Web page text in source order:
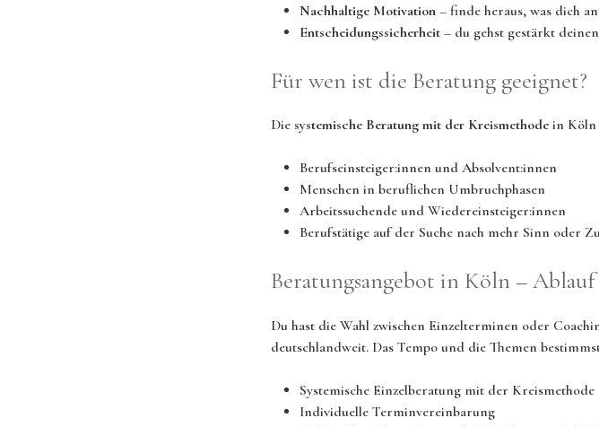
Nachhaltige Motivation – finde heraus, was dich
Entscheidungssicherheit – du gehst gestärkt
Für wen ist die Beratung geeignet?
Die systemische Beratung mit der Kreismethode in Köln
Berufseinsteiger:innen und Absolvent:innen
Menschen in beruflichen Umbruchphasen
Arbeitssuchende und Wiedereinsteiger:innen
Berufstätige auf der Suche nach mehr Sinn oder
Beratungsangebot in Köln – Ablauf
Du hast die Wahl zwischen Einzelterminen oder
deutschlandweit. Das Tempo und die Themen
Systemische Einzelberatung mit der Kreismethode
Individuelle Terminvereinbarung